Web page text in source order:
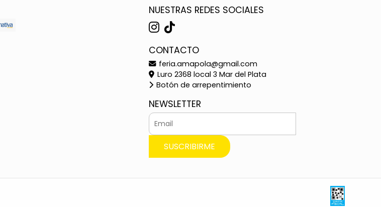
NUESTRAS REDES SOCIALES
CONTACTO
feria.amapola@gmail.com
Luro 2368 local 3 Mar del Plata
Botón de arrepentimiento
NEWSLETTER
SUSCRIBIRME